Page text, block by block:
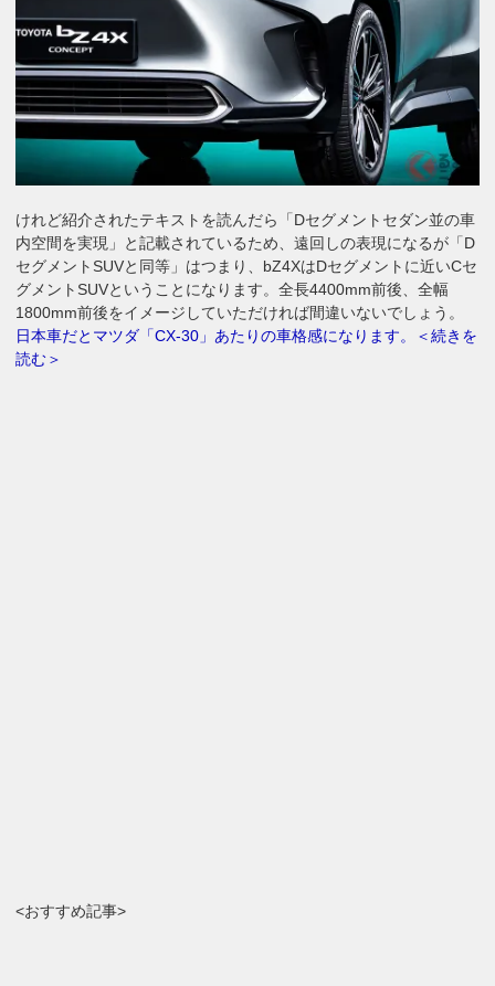
けれど紹介されたテキストを読んだら「Dセグメントセダン並の車
内空間を実現」と記載されているため、遠回しの表現になるが「D
セグメントSUVと同等」はつまり、bZ4XはDセグメントに近いCセ
グメントSUVということになります。全長4400mm前後、全幅
1800mm前後をイメージしていただければ間違いないでしょう。
日本車だとマツダ「CX-30」あたりの車格感になります。＜続きを
読む＞
<おすすめ記事>